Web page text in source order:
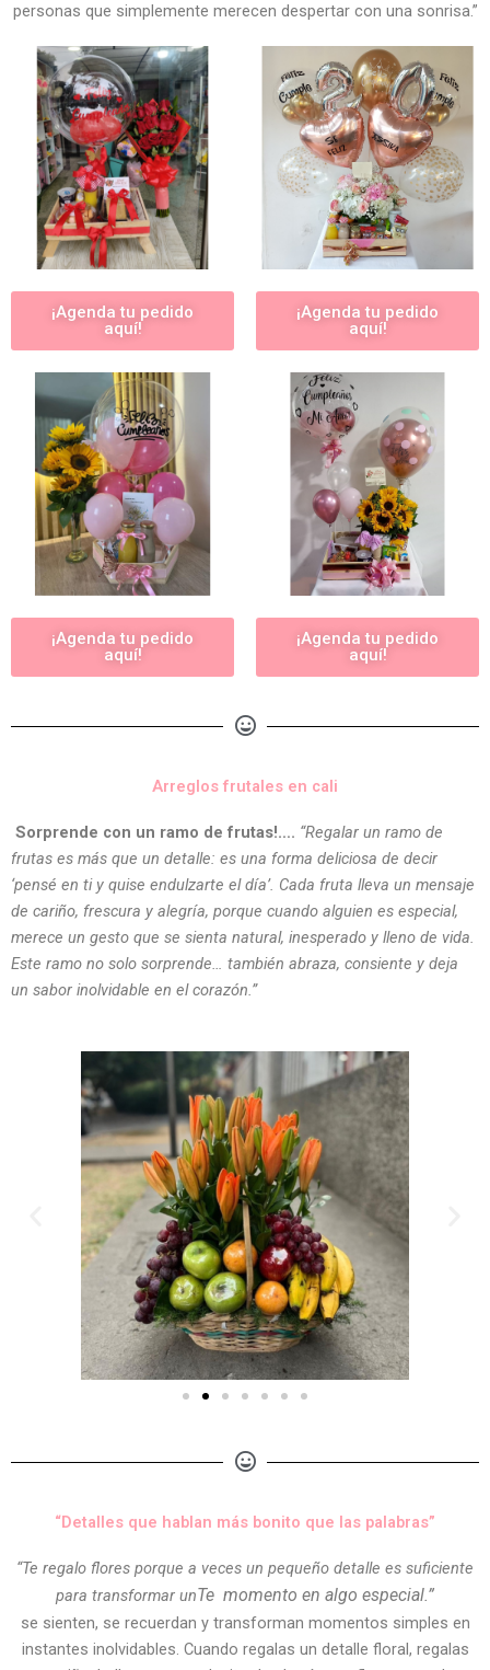
personas que simplemente merecen despertar con una sonrisa.”
¡Agenda tu pedido
aquí!
¡Agenda tu pedido
aquí!
¡Agenda tu pedido
aquí!
¡Agenda tu pedido
aquí!
Arreglos frutales en cali
Sorprende con un ramo de frutas!…. “Regalar un ramo de
frutas es más que un detalle: es una forma deliciosa de decir
‘pensé en ti y quise endulzarte el día’. Cada fruta lleva un mensaje
de cariño, frescura y alegría, porque cuando alguien es especial,
merece un gesto que se sienta natural, inesperado y lleno de vida.
Este ramo no solo sorprende… también abraza, consiente y deja
un sabor inolvidable en el corazón.”
“Detalles que hablan más bonito que las palabras”
“Te regalo flores porque a veces un pequeño detalle es suficiente
para transformar unTe momento en algo especial.”
se sienten, se recuerdan y transforman momentos simples en
instantes inolvidables. Cuando regalas un detalle floral, regalas